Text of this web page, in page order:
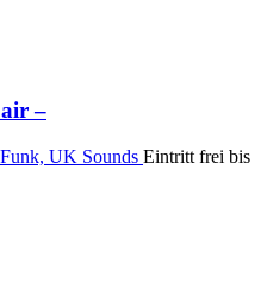
–
UK Sounds Eintritt frei bis